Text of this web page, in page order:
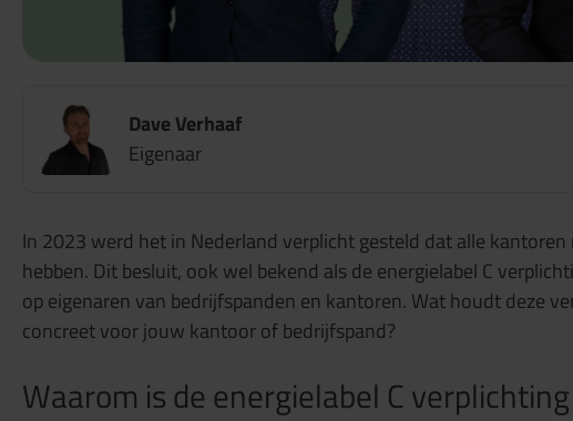
Dave Verhaaf
Eigenaar
In 2023 werd het in Nederland verplicht gesteld dat alle
hebben. Dit besluit, ook wel bekend als de energielabel C
op eigenaren van bedrijfspanden en kantoren. Wat houdt deze
concreet voor jouw kantoor of bedrijfspand?
Waarom is de energielabel C